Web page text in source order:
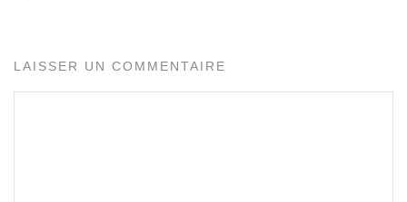
LAISSER UN COMMENTAIRE